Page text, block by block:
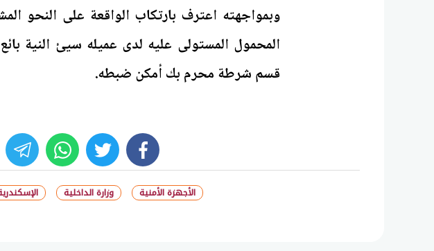
وبمواجهته اعترف بارتكاب الواقعة على النحو
المحمول المستولى عليه لدى عميله سيئ النية
قسم شرطة محرم بك أمكن ضبطه.
facebook
twitter
whats
الأجهزة الأمنية وزارة الداخلية